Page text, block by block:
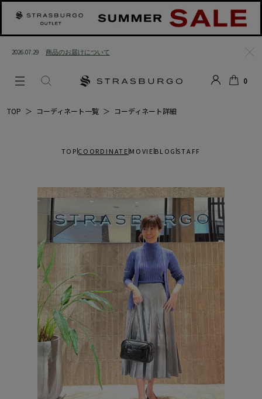
2026.07.29 商品のお届けについて
る
0
TOP ＞ コーディネート一覧 ＞ コーディネート詳細
TOP COORDINATE MOVIE BLOG STAFF